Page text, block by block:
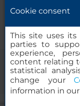
Cookie consent
This site uses
parties to
experience,
content relating
statistical
change your
information in our